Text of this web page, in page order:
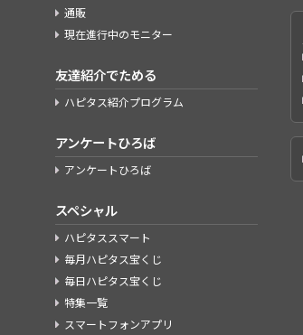
通販
現在進行中のモニター
友達紹介でためる
ハピタス紹介プログラム
アンケートひろば
アンケートひろば
スペシャル
ハピタススマート
毎月ハピタス宝くじ
毎日ハピタス宝くじ
特集一覧
スマートフォンアプリ